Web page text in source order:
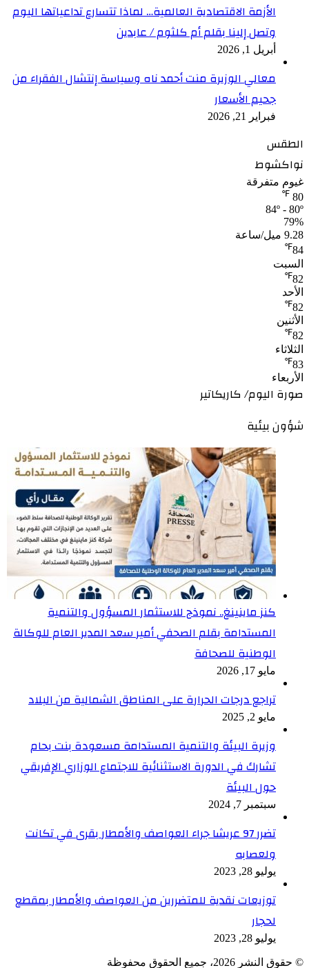
الأزمة الاقتصادية العالمية… لماذا تتسارع تداعياتها اليوم
وتصل إلينا بقلم أم كلثوم / عابدين
أبريل 1, 2026
معالي الوزيرة منت أحمد ناه وسياسة إنتشال الفقراء من
جحيم الأسعار
فبراير 21, 2026
الطقس
نواكشوط
غيوم متفرقة
80
℉
84º - 80º
79%
9.28 ميل/ساعة
84
℉
السبت
82
℉
الأحد
82
℉
الأثنين
82
℉
الثلاثاء
83
℉
الأربعاء
صورة اليوم/ كاريكاتير
شؤون بيئية
كنز ماينينغ.. نموذج للاستثمار المسؤول والتنمية
المستدامة بقلم الصحفي أمير سعد المدير العام للوكالة
الوطنية للصحافة
مايو 17, 2026
تراجع درجات الحرارة على المناطق الشمالية من البلاد
مايو 2, 2025
وزيرة البيئة والتنمية المستدامة مسعودة بنت بحام
تشارك في الدورة الاستثنائية للاجتماع الوزاري الإفريقي
حول البيئة
سبتمبر 7, 2024
تضرر 97 عريشا جراء العواصف والأمطار بقرى في تكانت
ولعصابه
يوليو 28, 2023
توزيعات نقدية للمتضررين من العواصف والأمطار بمقطع
لحجار
يوليو 28, 2023
© حقوق النشر 2026، جميع الحقوق محفوظة